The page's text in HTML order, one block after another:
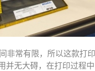
非常有限，所以这款打
并无大碍，在打印过程